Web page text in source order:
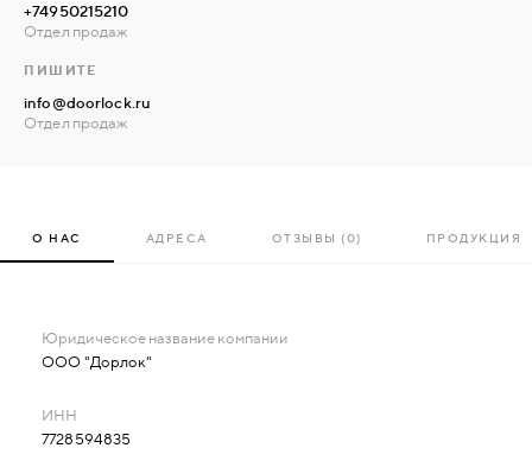
+74950215210
Отдел продаж
ПИШИТЕ
info@doorlock.ru
Отдел продаж
О НАС АДРЕСА ОТЗЫВЫ (0) ПРОДУКЦИЯ
ООО "Дорлок"
7728594835